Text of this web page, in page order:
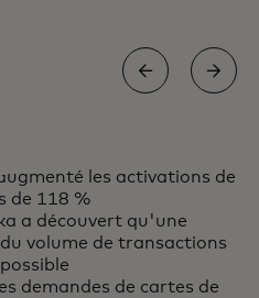
pour
les activations de
de 118 %
a découvert qu'une
volume de transactions
demandes de cartes de